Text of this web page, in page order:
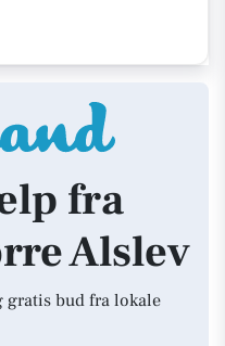
fra
Alslev
gratis bud fra lokale